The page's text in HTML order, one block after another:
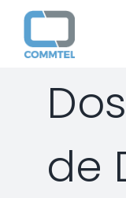
content
Home
About
de